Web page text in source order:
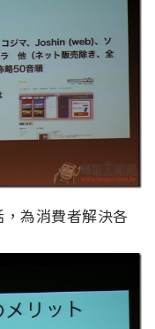
為消費者解決各